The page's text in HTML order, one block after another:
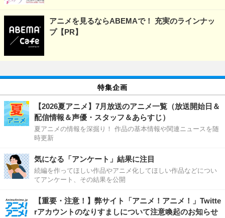
アニメを見るならABEMAで！ 充実のラインナッ
プ【PR】
特集企画
【2026夏アニメ】7月放送のアニメ一覧（放送開始日＆
配信情報＆声優・スタッフ＆あらすじ）
夏アニメの情報を深掘り！ 作品の基本情報や関連ニュースを随
時更新
気になる「アンケート」結果に注目
続編を作ってほしい作品やアニメ化してほしい作品などについ
てアンケート、その結果を公開
【重要・注意！】弊サイト「アニメ！アニメ！」Twitte
rアカウントのなりすましについて注意喚起のお知らせ